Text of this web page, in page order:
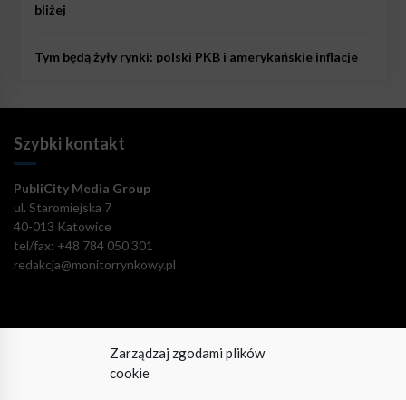
Zarządzaj zgodami plików
cookie
bliżej
Tym będą żyły rynki: polski PKB i amerykańskie inflacje
Szybki kontakt
PubliCity Media Group
ul. Staromiejska 7
40-013 Katowice
tel/fax: +48 784 050 301
redakcja@monitorrynkowy.pl
Pozostańmy w kontakcie!